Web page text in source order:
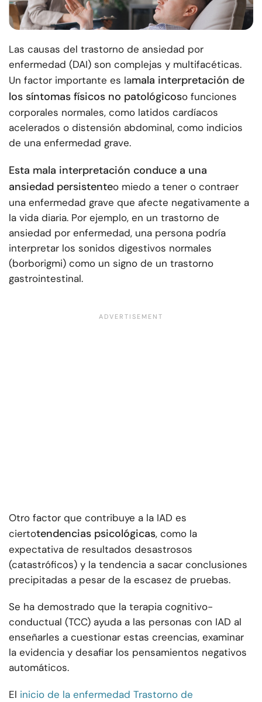
Las causas del trastorno de ansiedad por
enfermedad (DAI) son complejas y multifacéticas.
Un factor importante es lamala interpretación de
los síntomas físicos no patológicoso funciones
corporales normales, como latidos cardíacos
acelerados o distensión abdominal, como indicios
de una enfermedad grave.
Esta mala interpretación conduce a una
ansiedad persistenteo miedo a tener o contraer
una enfermedad grave que afecte negativamente a
la vida diaria. Por ejemplo, en un trastorno de
ansiedad por enfermedad, una persona podría
interpretar los sonidos digestivos normales
(borborigmi) como un signo de un trastorno
gastrointestinal.
Otro factor que contribuye a la IAD es
ciertotendencias psicológicas, como la
expectativa de resultados desastrosos
(catastróficos) y la tendencia a sacar conclusiones
precipitadas a pesar de la escasez de pruebas.
Se ha demostrado que la terapia cognitivo-
conductual (TCC) ayuda a las personas con IAD al
enseñarles a cuestionar estas creencias, examinar
la evidencia y desafiar los pensamientos negativos
automáticos.
El inicio de la enfermedad Trastorno de